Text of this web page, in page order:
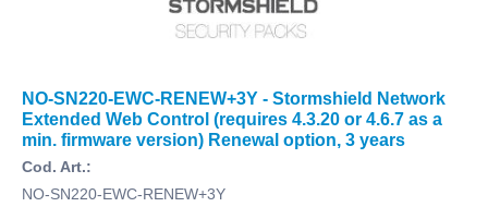
NO-SN220-EWC-RENEW+3Y - Stormshield Network
Extended Web Control (requires 4.3.20 or 4.6.7 as a
min. firmware version) Renewal option, 3 years
Cod. Art.:
NO-SN220-EWC-RENEW+3Y